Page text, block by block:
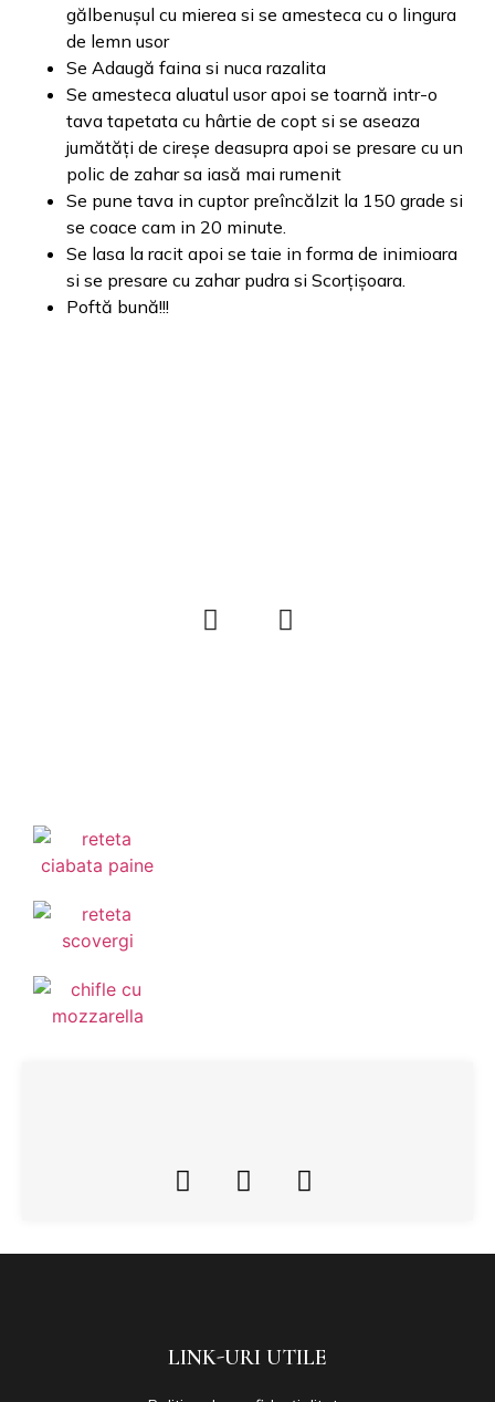
gălbenușul cu mierea si se amesteca cu o lingura
de lemn usor
Se Adaugă faina si nuca razalita
Se amesteca aluatul usor apoi se toarnă intr-o
tava tapetata cu hârtie de copt si se aseaza
jumătăți de cireșe deasupra apoi se presare cu un
polic de zahar sa iasă mai rumenit
Se pune tava in cuptor preîncălzit la 150 grade si
se coace cam in 20 minute.
Se lasa la racit apoi se taie in forma de inimioara
si se presare cu zahar pudra si Scorțișoara.
Poftă bună!!!
LINK-URI UTILE